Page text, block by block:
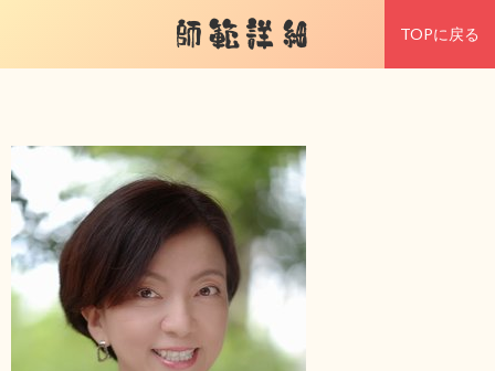
師範詳細 TOPに戻る